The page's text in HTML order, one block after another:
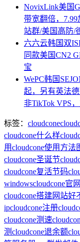
NovixLink美国
带宽翻倍，
站群/美国高防/
六六云韩国双
同款美国CN2
宝
WePC韩国
起，另有英法
非TikTok VPS
标签： cloudcone
cloudcone什么样
用cloudcone使用方法
cloudcone圣诞节
cloudcone复活节码
windowscloudcone官网
cloudcone搭建网站好
ipcloudcone注册
cloudcone测速
测cloudcone退余额